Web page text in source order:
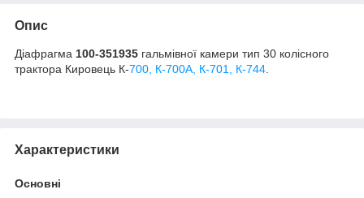
Опис
Діафрагма 100-351935 гальмівної камери тип 30 колісного
трактора Кировець К-700, К-700А, К-701, К-744
Характеристики
Основні